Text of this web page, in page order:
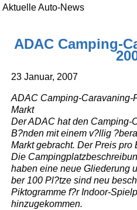
Aktuelle Auto-News
ADAC Camping-
23 Januar, 2007
ADAC Camping-Caravaning-
Markt
Der ADAC hat den Camping-
B?nden mit einem v?llig
Markt gebracht. Der Preis pro
Die
haben eine neue Gliederung
ber 100 Pl?tze sind neu
Piktogramme f?r Indoor-
hinzugekommen.